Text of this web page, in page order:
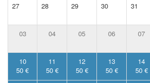
27
28 29 30 31
03 04 05 06 07
10
50 €
11
50 €
12
50 €
13
50 €
14
50 €